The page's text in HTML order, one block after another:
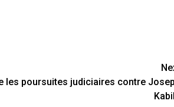
les poursuites judiciaires contre